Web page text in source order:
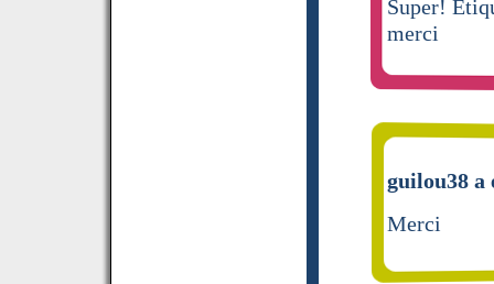
Super!
merci
guilou38
Merci